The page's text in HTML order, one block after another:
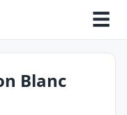
☰
Blanc